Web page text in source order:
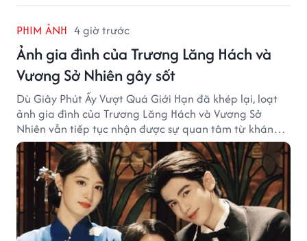
PHIM ẢNH 4 giờ trước
Ảnh gia đình của Trương Lăng Hách và
Vương Sở Nhiên gây sốt
Dù Giây Phút Ấy Vượt Quá Giới Hạn đã khép lại, loạt
ảnh gia đình của Trương Lăng Hách và Vương Sở
Nhiên vẫn tiếp tục nhận được sự quan tâm từ khán
giả.